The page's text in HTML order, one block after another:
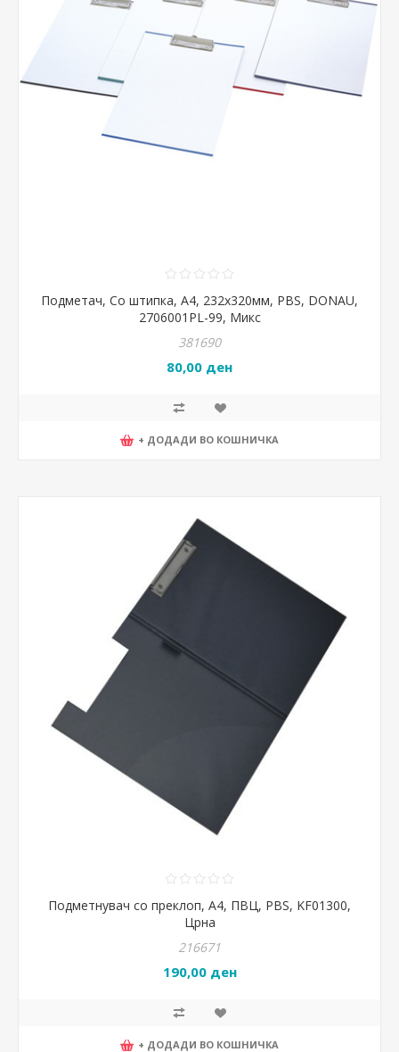
Подметач, Со штипка, А4, 232x320мм, PBS, DONAU,
2706001PL-99, Микс
381690
80,00 ден
+ ДОДАДИ ВО КОШНИЧКА
Подметнувач со преклоп, А4, ПВЦ, PBS, KF01300,
Црна
216671
190,00 ден
+ ДОДАДИ ВО КОШНИЧКА